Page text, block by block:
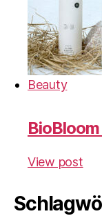
Beauty
View post